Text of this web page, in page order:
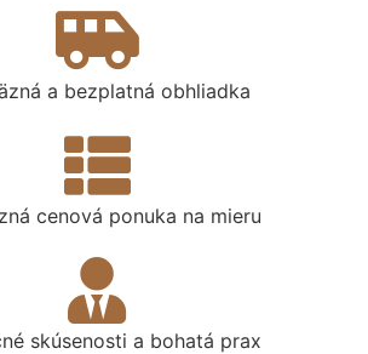
a bezplatná obhliadka
cenová ponuka na mieru
skúsenosti a bohatá prax